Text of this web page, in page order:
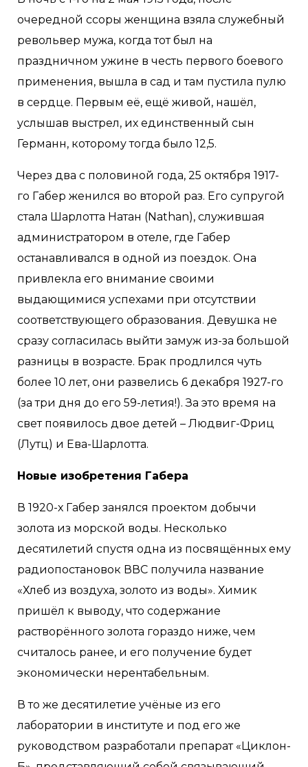
очередной ссоры женщина взяла служебный
револьвер мужа, когда тот был на
праздничном ужине в честь первого боевого
применения, вышла в сад и там пустила пулю
в сердце. Первым её, ещё живой, нашёл,
услышав выстрел, их единственный сын
Германн, которому тогда было 12,5.
Через два с половиной года, 25 октября 1917-
го Габер женился во второй раз. Его супругой
стала Шарлотта Натан (Nathan), служившая
администратором в отеле, где Габер
останавливался в одной из поездок. Она
привлекла его внимание своими
выдающимися успехами при отсутствии
соответствующего образования. Девушка не
сразу согласилась выйти замуж из-за большой
разницы в возрасте. Брак продлился чуть
более 10 лет, они развелись 6 декабря 1927-го
(за три дня до его 59-летия!). За это время на
свет появилось двое детей – Людвиг-Фриц
(Лутц) и Ева-Шарлотта.
Новые изобретения Габера
В 1920-х Габер занялся проектом добычи
золота из морской воды. Несколько
десятилетий спустя одна из посвящённых ему
радиопостановок ВВС получила название
«Хлеб из воздуха, золото из воды». Химик
пришёл к выводу, что содержание
растворённого золота гораздо ниже, чем
считалось ранее, и его получение будет
экономически нерентабельным.
В то же десятилетие учёные из его
лаборатории в институте и под его же
руководством разработали препарат «Циклон-